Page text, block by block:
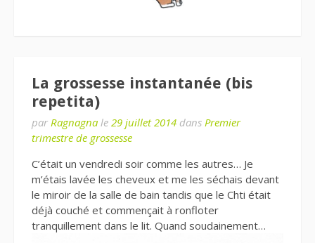
La grossesse instantanée (bis
repetita)
par Ragnagna le 29 juillet 2014 dans Premier
trimestre de grossesse
C’était un vendredi soir comme les autres… Je
m’étais lavée les cheveux et me les séchais devant
le miroir de la salle de bain tandis que le Chti était
déjà couché et commençait à ronfloter
tranquillement dans le lit. Quand soudainement…